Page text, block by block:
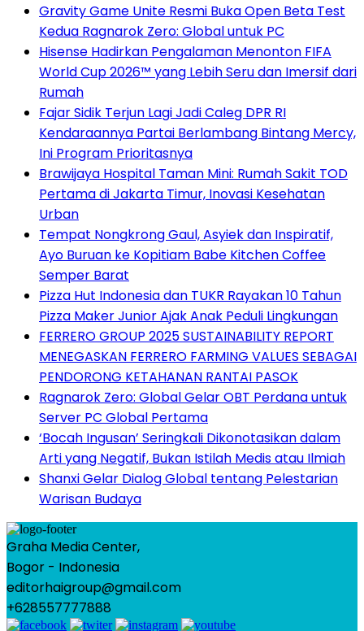
Gravity Game Unite Resmi Buka Open Beta Test
Kedua Ragnarok Zero: Global untuk PC
Hisense Hadirkan Pengalaman Menonton FIFA
World Cup 2026™ yang Lebih Seru dan Imersif dari
Rumah
Fajar Sidik Terjun Lagi Jadi Caleg DPR RI
Kendaraannya Partai Berlambang Bintang Mercy,
Ini Program Prioritasnya
Brawijaya Hospital Taman Mini: Rumah Sakit TOD
Pertama di Jakarta Timur, Inovasi Kesehatan
Urban
Tempat Nongkrong Gaul, Asyiek dan Inspiratif,
Ayo Buruan ke Kopitiam Babe Kitchen Coffee
Semper Barat
Pizza Hut Indonesia dan TUKR Rayakan 10 Tahun
Pizza Maker Junior Ajak Anak Peduli Lingkungan
FERRERO GROUP 2025 SUSTAINABILITY REPORT
MENEGASKAN FERRERO FARMING VALUES SEBAGAI
PENDORONG KETAHANAN RANTAI PASOK
Ragnarok Zero: Global Gelar OBT Perdana untuk
Server PC Global Pertama
‘Bocah Ingusan’ Seringkali Dikonotasikan dalam
Arti yang Negatif, Bukan Istilah Medis atau Ilmiah
Shanxi Gelar Dialog Global tentang Pelestarian
Warisan Budaya
Graha Media Center,
Bogor - Indonesia
editorhaigroup@gmail.com
+628557777888